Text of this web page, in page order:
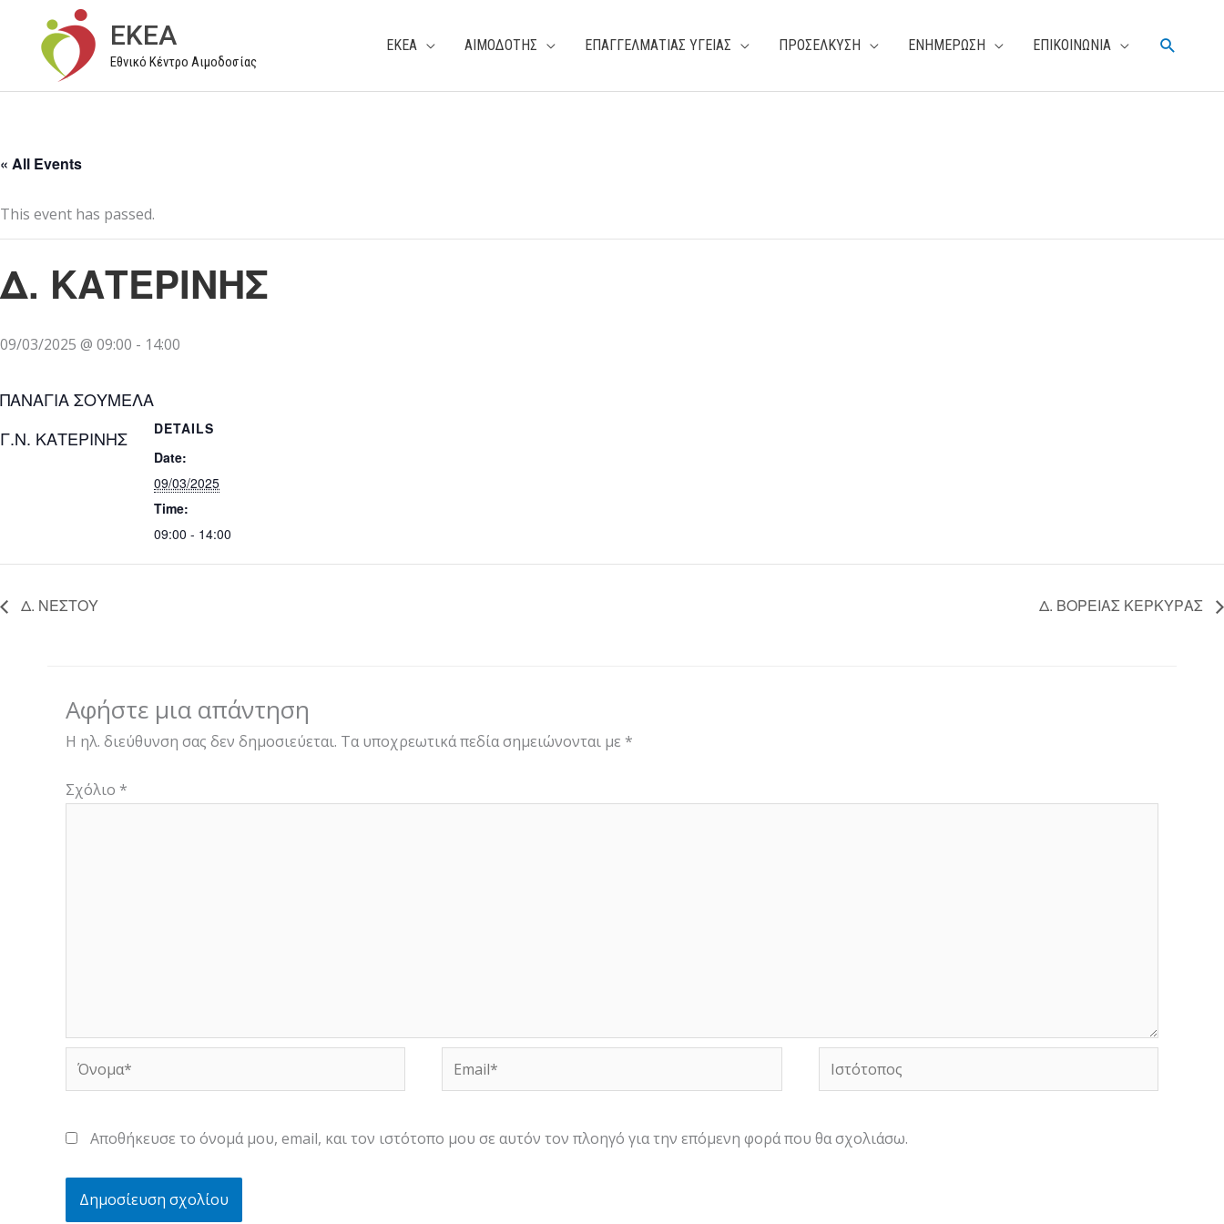
περιεχόμενο
EKEA
Εθνικό Κέντρο Αιμοδοσίας
ΕΚΕΑ ΑΙΜΟΔΟΤΗΣ ΕΠΑΓΓΕΛΜΑΤΙΑΣ ΥΓΕΙΑΣ ΠΡΟΣΕΛΚΥΣΗ ΕΝΗΜΕΡΩΣΗ ΕΠΙΚΟΙΝΩΝΙΑ
« All Events
This event has passed.
Δ. ΚΑΤΕΡΙΝΗΣ
09/03/2025 @ 09:00 - 14:00
ΠΑΝΑΓΙΑ ΣΟΥΜΕΛΑ
Γ.Ν. ΚΑΤΕΡΙΝΗΣ
DETAILS
Date:
09/03/2025
Time:
09:00 - 14:00
Δ. ΝΕΣΤΟΥ Δ. ΒΟΡΕΙΑΣ ΚΕΡΚΥΡΑΣ
Αφήστε μια απάντηση
Η ηλ. διεύθυνση σας δεν δημοσιεύεται. Τα υποχρεωτικά πεδία σημειώνονται με *
Σχόλιο *
Όνομα* Email* Ιστότοπος
Αποθήκευσε το όνομά μου, email, και τον ιστότοπο μου σε αυτόν τον πλοηγό για την επόμενη φορά που θα σχολιάσω.